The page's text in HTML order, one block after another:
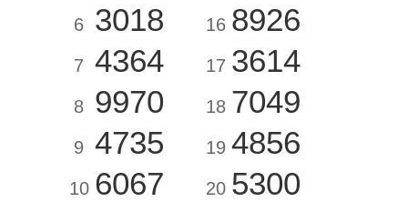
6 3018
7 4364
8 9970
9 4735
10 6067
16 8926
17 3614
18 7049
19 4856
20 5300